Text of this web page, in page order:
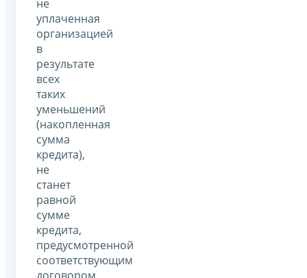
не
уплаченная
организацией
в
результате
всех
таких
уменьшений
(накопленная
сумма
кредита),
не
станет
равной
сумме
кредита,
предусмотренной
соответствующим